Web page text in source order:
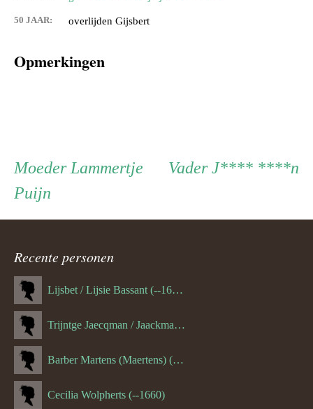
50 JAAR: overlijden Gijsbert
Opmerkingen
Persoon
ouder
navigatie
VaderVader
J**** ****n
Moeder Moeder
Lammertje
Puijn
Recente personen
Lijsbet / Lijsie Bassant (--1687)
Trijntge Jaecqman / Jaackman (--1651)
Barber Martens (Maertens) (--1658)
Cecilia Wolpherts (--1660)